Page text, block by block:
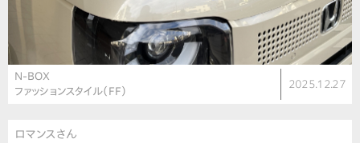
N-BOX
ファッションスタイル（FF）
2025.12.27
ロマンスさん